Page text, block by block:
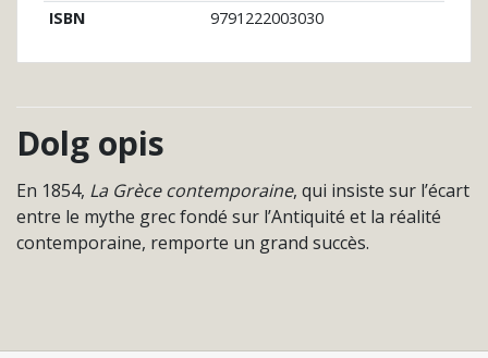
ISBN
9791222003030
Dolg opis
En 1854, La Grèce contemporaine, qui insiste sur l’écart
entre le mythe grec fondé sur l’Antiquité et la réalité
contemporaine, remporte un grand succès.